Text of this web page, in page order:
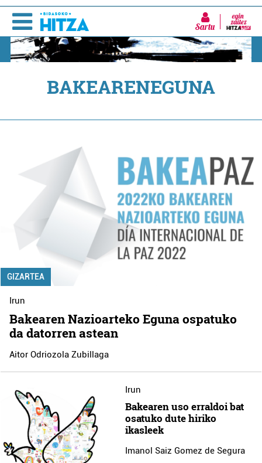
Sartu
BAKEARENEGUNA
GIZARTEA
Irun
Bakearen Nazioarteko Eguna ospatuko
da datorren astean
Aitor Odriozola Zubillaga
Irun
Bakearen uso erraldoi bat
osatuko dute hiriko
ikasleek
Imanol Saiz Gomez de Segura